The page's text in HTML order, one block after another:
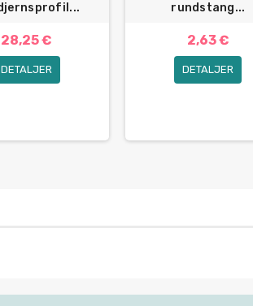
28,25 €
DETALJER
rundstang...
2,63 €
DETALJER